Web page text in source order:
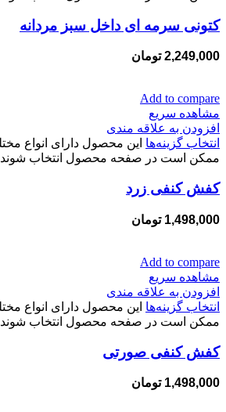
کتونی سرمه ای داخل سبز مردانه
2,249,000 تومان
Add to compare
مشاهده سریع
افزودن به علاقه مندی
انتخاب گزینه‌ها این محصول دارای انواع
ممکن است در صفحه محصول انتخاب شوند
کفش کنفی زرد
1,498,000 تومان
Add to compare
مشاهده سریع
افزودن به علاقه مندی
انتخاب گزینه‌ها این محصول دارای انواع
ممکن است در صفحه محصول انتخاب شوند
کفش کنفی صورتی
1,498,000 تومان